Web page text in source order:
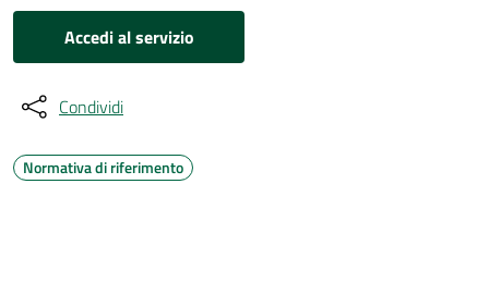
Accedi al servizio
Condividi
Normativa di riferimento